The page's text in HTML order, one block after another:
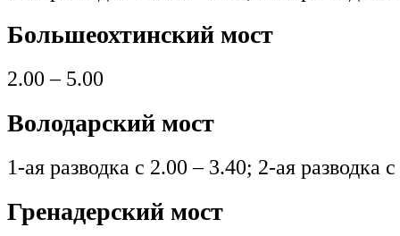
Большеохтинский мост
2.00 – 5.00
Володарский мост
1-ая разводка с 2.00 – 3.40; 2-ая разводка
Гренадерский мост